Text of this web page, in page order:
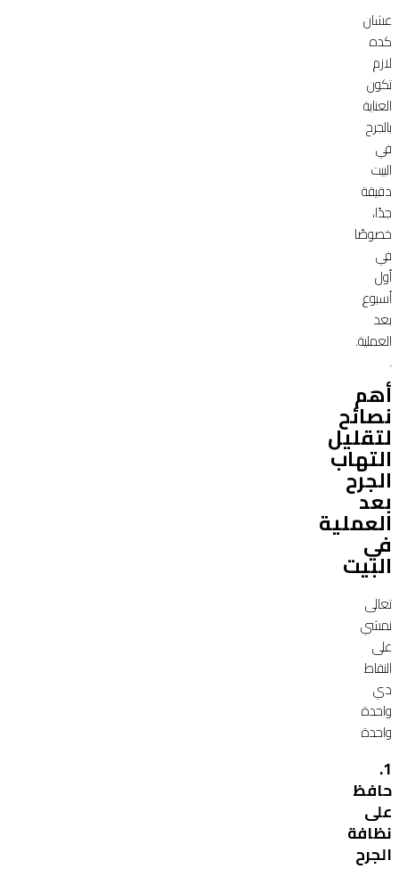
عشان
كده
لازم
تكون
العناية
بالجرح
في
البيت
دقيقة
جدًا،
خصوصًا
في
أول
أسبوع
بعد
العملية.
أهم
نصائح
لتقليل
التهاب
الجرح
بعد
العملية
في
البيت
تعالى
نمشي
على
النقاط
دي
واحدة
واحدة
1.
حافظ
على
نظافة
الجرح